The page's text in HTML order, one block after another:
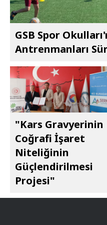
GSB Spor
Antrenmanları
"Kars Gravyerinin
Coğrafi İşaret
Niteliğinin
Güçlendirilmesi
Projesi"